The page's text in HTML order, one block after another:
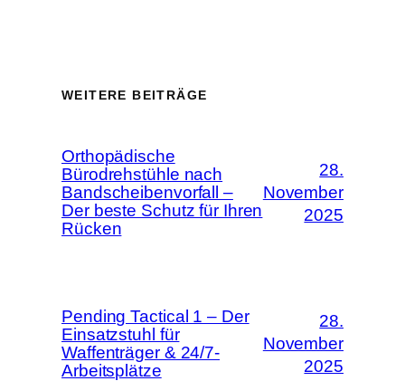
WEITERE BEITRÄGE
Orthopädische
Bürodrehstühle nach
Bandscheibenvorfall –
Der beste Schutz für Ihren
Rücken
28.
November
2025
Pending Tactical 1 – Der
Einsatzstuhl für
Waffenträger & 24/7-
Arbeitsplätze
28.
November
2025